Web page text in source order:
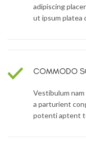
adipiscing
ut ipsum platea
COMMODO
Vestibulum
a parturient
potenti aptent